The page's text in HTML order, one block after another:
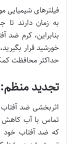
فیلترهای شیمیایی
به زمان دارند
خورشید قرار
حداکثر محافظت
تجدید منظم: هر ۲-۳
اثربخشی ضد آفتاب
تماس با آب